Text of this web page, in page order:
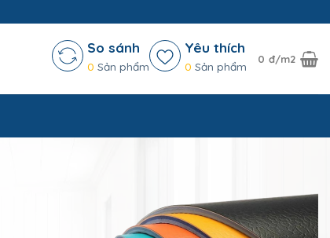
So sánh
0 Sản phẩm
Yêu thích
0 Sản phẩm
0 đ/m2